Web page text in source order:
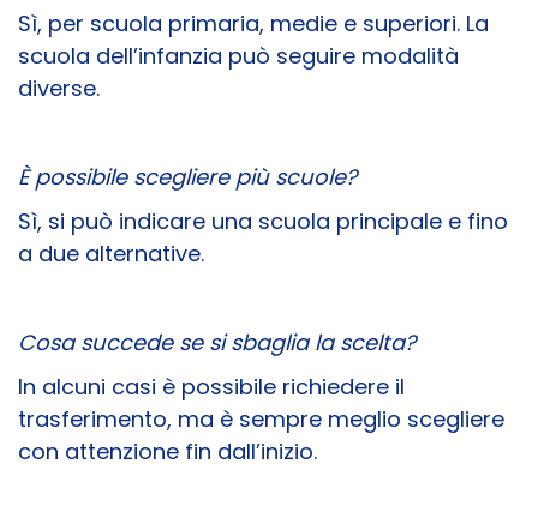
Sì, per scuola primaria, medie e superiori. La
scuola dell’infanzia può seguire modalità
diverse.
È possibile scegliere più scuole?
Sì, si può indicare una scuola principale e fino
a due alternative.
Cosa succede se si sbaglia la scelta?
In alcuni casi è possibile richiedere il
trasferimento, ma è sempre meglio scegliere
con attenzione fin dall’inizio.